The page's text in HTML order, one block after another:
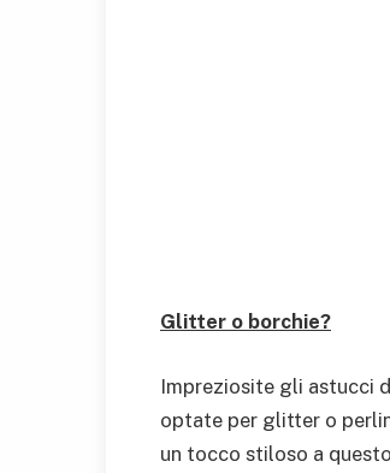
Glitter o borchie?
Impreziosite gli astucci
optate per glitter o
un tocco stiloso a